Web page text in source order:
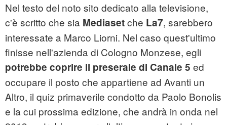
Nel testo del noto sito dedicato alla televisione,
c'è scritto che sia Mediasetche La7, sarebbero
interessate a Marco Liorni. Nel caso quest'ultimo
finisse nell'azienda di Cologno Monzese, egli
potrebbe coprire il preserale di Canale 5 ed
occupare il posto che appartiene ad Avanti un
Altro, il quiz primaverile condotto da Paolo Bonolis
e la cui prossima edizione, che andrà in onda nel